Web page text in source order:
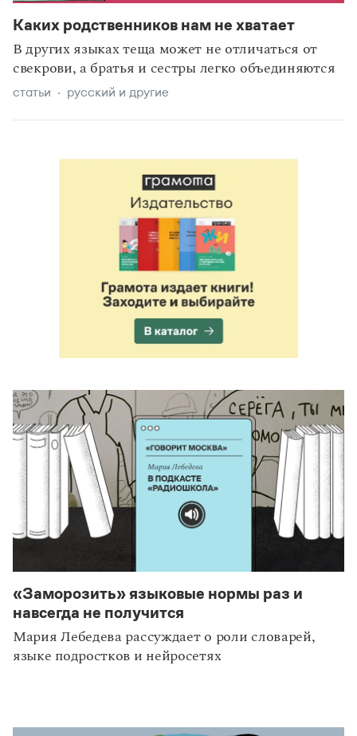
Каких родственников нам не хватает
В других языках теща может не отличаться от
свекрови, а братья и сестры легко объединяются
статьи русский и другие
«Заморозить» языковые нормы раз и
навсегда не получится
Мария Лебедева рассуждает о роли словарей,
языке подростков и нейросетях